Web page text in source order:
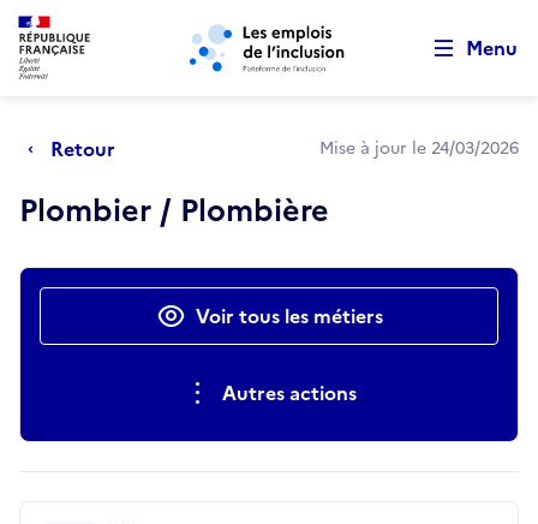
Aller au menu principal Aller au contenu principal
Menu
Retour Mise à jour le 24/03/2026
Plombier / Plombière
Actions rapidesVoir tous les métiers
Autres actions
Retour au début de la page
Panneau de gestion des cookies